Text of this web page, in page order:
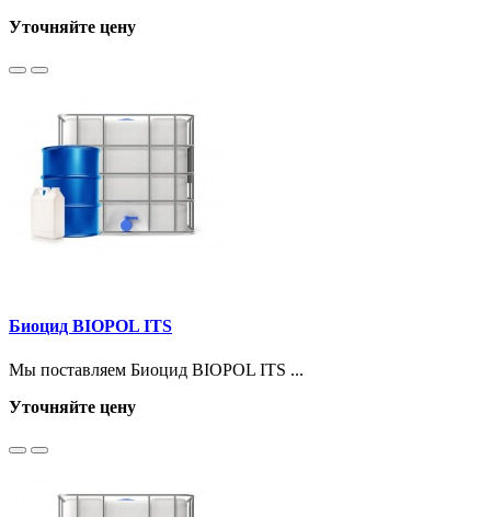
Уточняйте цену
Биоцид BIOPOL ITS
Мы поставляем Биоцид BIOPOL ITS ...
Уточняйте цену